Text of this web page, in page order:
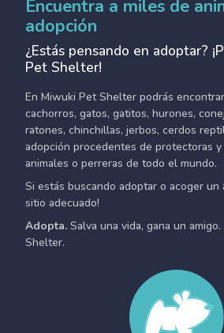
Encuentra a miles de
adopción
¿Estás pensando en adoptar?
Pet Shelter!
En Miwuki Pet Shelter podrás
cachorros, gatos, gatitos, hurones,
ratones, chinchillas, jerbos, cerdos
adopción procedentes de protectoras y
animales o perreras de todo el mundo.
Si estás buscando adoptar o acoger un
sitio adecuado!
Adopta. Salva una vida, gana un
Shelter.